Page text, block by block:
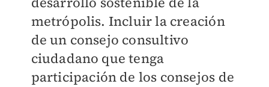
metrópolis. Incluir la creación
de un consejo consultivo
ciudadano que tenga
participación de los consejos de